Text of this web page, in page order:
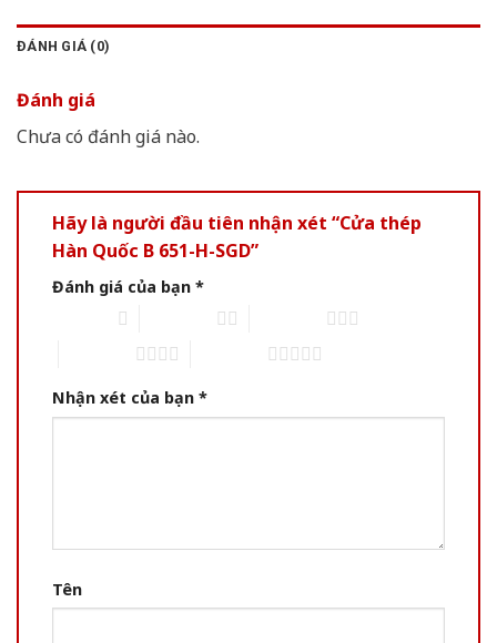
ĐÁNH GIÁ (0)
Đánh giá
Chưa có đánh giá nào.
Hãy là người đầu tiên nhận xét “Cửa thép
Hàn Quốc B 651-H-SGD”
Đánh giá của bạn *
Nhận xét của bạn *
Tên